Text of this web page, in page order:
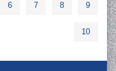
6 7 8 9
10